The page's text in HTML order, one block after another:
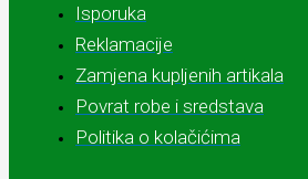
Isporuka
Reklamacije
Zamjena kupljenih artikala
Povrat robe i sredstava
Politika o kolačićima